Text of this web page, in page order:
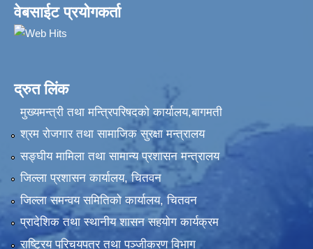
वेबसाईट प्रयोगकर्ता
द्रुत लिंक
मुख्यमन्त्री तथा मन्त्रिपरिषदको कार्यालय,बागमती
श्रम रोजगार तथा सामाजिक सुरक्षा मन्त्रालय
सङ्‍घीय मामिला तथा सामान्य प्रशासन मन्त्रालय
जिल्ला प्रशासन कार्यालय, चितवन
जिल्ला समन्वय समितिको कार्यालय, चितवन
प्रादेशिक तथा स्थानीय शासन सहयोग कार्यक्रम
राष्ट्रिय परिचयपत्र तथा पञ्‍जीकरण विभाग